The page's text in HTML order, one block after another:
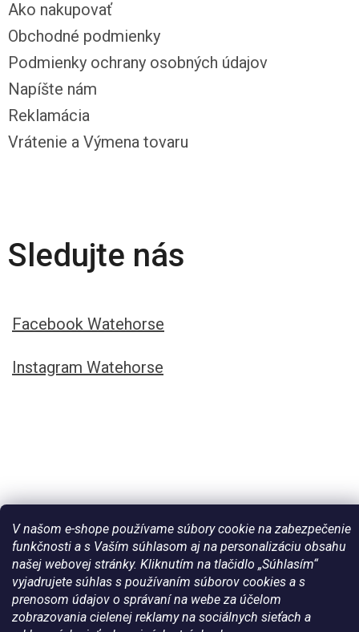
V našom e-shope používame súbory cookie na zabezpečenie
funkčnosti a s Vaším súhlasom aj na personalizáciu obsahu
našej webovej stránky. Kliknutím na tlačidlo „Súhlasím“
vyjadrujete súhlas s používaním súborov cookies a s
prenosom údajov o správaní na webe za účelom
zobrazovania cielenej reklamy na sociálnych sieťach a
Ako nakupovať
Obchodné podmienky
Podmienky ochrany osobných údajov
Napíšte nám
Reklamácia
Vrátenie a Výmena tovaru
Sledujte nás
Facebook Watehorse
Instagram Watehorse
Vytvoril Shoptet
Copyright 2026 Všetko pre vaše kone - WateHorse.sk
práva vyhradené.